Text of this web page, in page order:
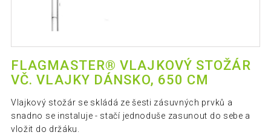
FLAGMASTER® VLAJKOVÝ STOŽÁR
VČ. VLAJKY DÁNSKO, 650 CM
Vlajkový stožár se skládá ze šesti zásuvných prvků a
snadno se instaluje - stačí jednoduše zasunout do sebe a
vložit do držáku.